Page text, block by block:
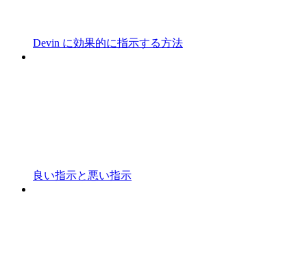
Devin に効果的に指示する方法
良い指示と悪い指示